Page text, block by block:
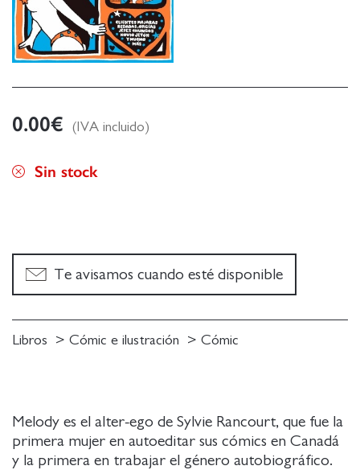
Melody es el alter-ego de Sylvie Rancourt, que fue la
primera mujer en autoeditar sus cómics en Canadá
y la primera en trabajar el género autobiográfico.
0.00€ (IVA incluido)
Sin stock
Te avisamos cuando esté disponible
Libros Cómic e ilustración Cómic